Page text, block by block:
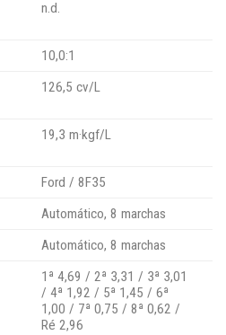
n.d.
10,0:1
126,5 cv/L
19,3 m·kgf/L
Ford / 8F35
Automático, 8 marchas
Automático, 8 marchas
1ª 4,69 / 2ª 3,31 / 3ª 3,01
/ 4ª 1,92 / 5ª 1,45 / 6ª
1,00 / 7ª 0,75 / 8ª 0,62 /
Ré 2,96